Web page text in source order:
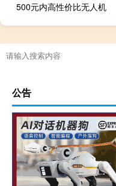
500元内高性价比无人机
公告